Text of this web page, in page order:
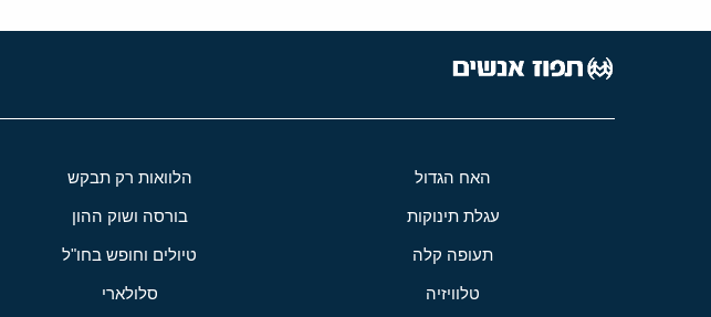
האח הגדול הלוואות רק תבקש
עגלת תינוקות בורסה ושוק ההון
תעופה קלה טיולים וחופש בחו"ל
טלוויזיה סלולארי